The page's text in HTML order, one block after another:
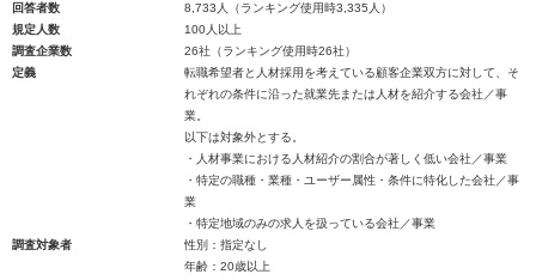
回答者数
8,733人（ランキング使用時3,335人）
規定人数
100人以上
調査企業数
26社（ランキング使用時26社）
定義
転職希望者と人材採用を考えている顧客企業双方に対して、そ
れぞれの条件に沿った就業先または人材を紹介する会社／事
業。
以下は対象外とする。
・人材事業における人材紹介の割合が著しく低い会社／事業
・特定の職種・業種・ユーザー属性・条件に特化した会社／事
業
・特定地域のみの求人を扱っている会社／事業
調査対象者
性別：指定なし
年齢：20歳以上